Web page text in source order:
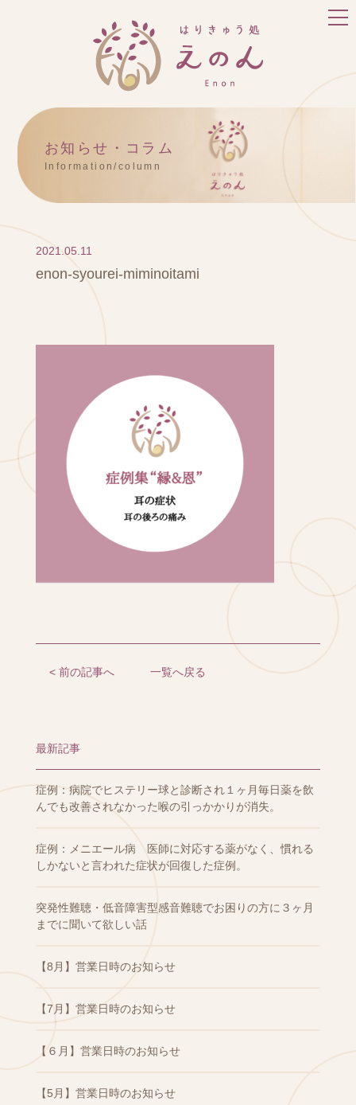
お知らせ・コラム
Information/column
2021.05.11
enon-syourei-miminoitami
< 前の記事へ 一覧へ戻る
最新記事
症例：病院でヒステリー球と診断され１ヶ月毎日薬を飲
んでも改善されなかった喉の引っかかりが消失。
症例：メニエール病 医師に対応する薬がなく、慣れる
しかないと言われた症状が回復した症例。
突発性難聴・低音障害型感音難聴でお困りの方に３ヶ月
までに聞いて欲しい話
【8月】営業日時のお知らせ
【7月】営業日時のお知らせ
【６月】営業日時のお知らせ
【5月】営業日時のお知らせ